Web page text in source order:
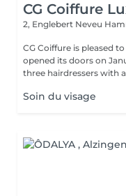
CG Coiffure
2, Englebert Neveu
CG Coiffure is pleased
opened its doors on January 15, 2000.
three hairdressers with a
Soin du visage